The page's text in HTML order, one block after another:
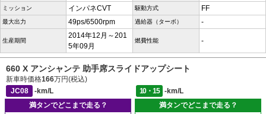
ミッション インパネCVT 駆動方式 FF
最大出力 49ps/6500rpm 過給器（ターボ） -
生産期間
2014年12月～201
5年09月
燃費性能 -
660 X アンシャンテ 助手席スライドアップシート
新車時価格166万円(税込)
JC08
-km/L 10・15
-km/L
満タンでどこまで走る？
満タンでどこまで走る？